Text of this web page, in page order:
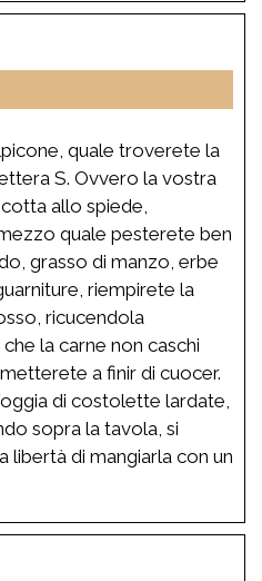
quale troverete la
S. Ovvero la vostra
allo spiede,
quale pesterete ben
grasso di manzo, erbe
riempirete la
ricucendola
la carne non caschi
a finir di cuocer.
di costolette lardate,
sopra la tavola, si
libertà di mangiarla con un